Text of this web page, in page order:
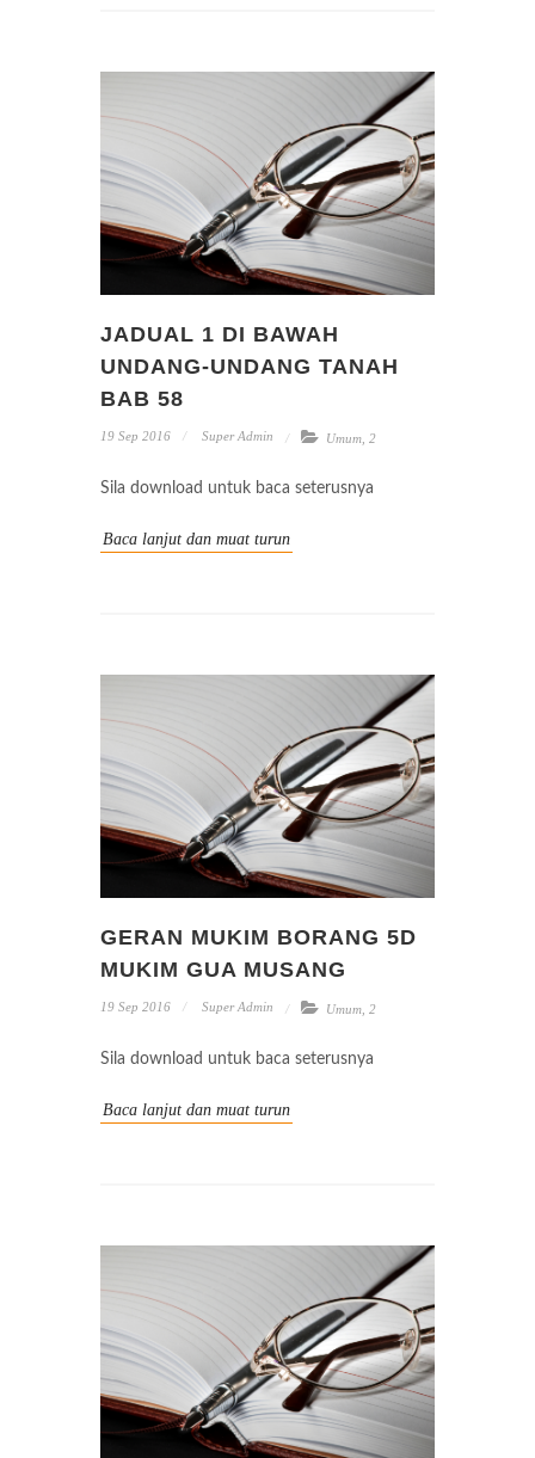
JADUAL 1 DI BAWAH
UNDANG-UNDANG TANAH
BAB 58
19 Sep 2016 Super Admin Umum 2
Sila download untuk baca seterusnya
Baca lanjut dan muat turun
GERAN MUKIM BORANG 5D
MUKIM GUA MUSANG
19 Sep 2016 Super Admin Umum 2
Sila download untuk baca seterusnya
Baca lanjut dan muat turun